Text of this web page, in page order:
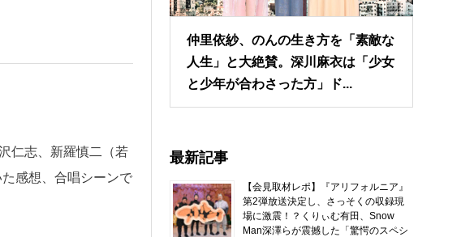
仁志、新羅慎二（若
感想、合唱シーンで
仲里依紗、のんの生き方を「素敵な
人生」と大絶賛。深川麻衣は「少女
と少年が合わさった方」ド...
最新記事
【会見取材レポ】『アリフォルニア』
第2弾放送決定し、さっそくの収録現
場に激震！？くりぃむ有田、Snow
Man深澤らが震撼した「驚愕のスペシ